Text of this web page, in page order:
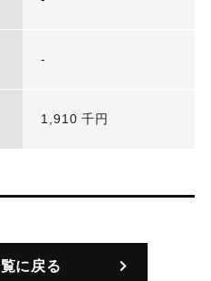
-
1,910 千円
に戻る